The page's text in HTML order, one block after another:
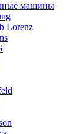
машины
Lorenz